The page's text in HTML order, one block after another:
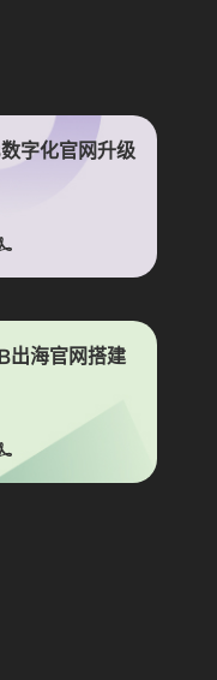
字化官网升级
出海官网搭建